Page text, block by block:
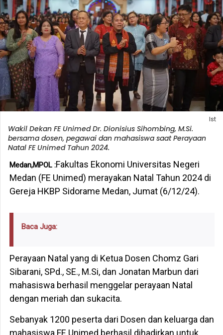
Ist
Wakil Dekan FE Unimed Dr. Dionisius Sihombing, M.Si.
bersama dosen, pegawai dan mahasiswa saat Perayaan
Natal FE Unimed Tahun 2024.
Medan,MPOL :Fakultas Ekonomi Universitas Negeri
Medan (FE Unimed) merayakan Natal Tahun 2024 di
Gereja HKBP Sidorame Medan, Jumat (6/12/24).
Baca Juga:
Perayaan Natal yang di Ketua Dosen Chomz Gari
Sibarani, SPd., SE., M.Si, dan Jonatan Marbun dari
mahasiswa berhasil menggelar perayaan Natal
dengan meriah dan sukacita.
Sebanyak 1200 peserta dari Dosen dan keluarga dan